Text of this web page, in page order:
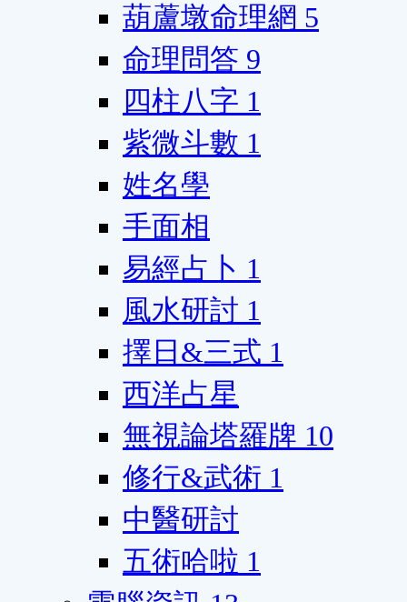
葫蘆墩命理網 5
命理問答 9
四柱八字 1
紫微斗數 1
姓名學
手面相
易經占卜 1
風水研討 1
擇日&三式 1
西洋占星
無視論塔羅牌 10
修行&武術 1
中醫研討
五術哈啦 1